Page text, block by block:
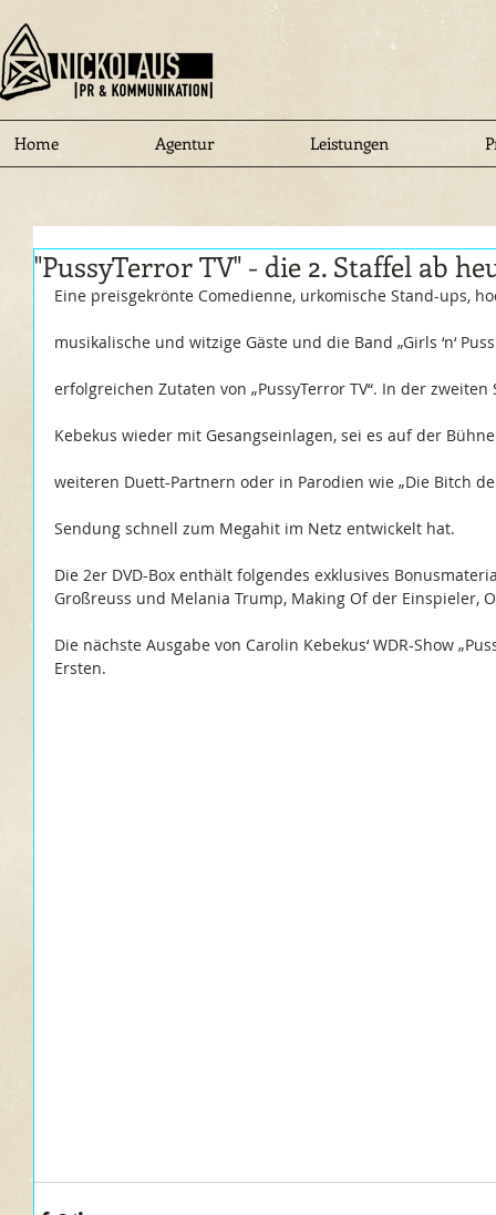
Home Agentur Leistungen
"PussyTerror TV" - die 2. Staffel ab
Eine preisgekrönte Comedienne, urkomische Stand-ups,
musikalische und witzige Gäste und die Band „Girls ‘n‘
erfolgreichen Zutaten von „PussyTerror TV“. In der
Kebekus wieder mit Gesangseinlagen, sei es auf der
weiteren Duett-Partnern oder in Parodien wie „Die Bitch
Sendung schnell zum Megahit im Netz entwickelt hat.
Die 2er DVD-Box enthält folgendes exklusives
Großreuss und Melania Trump, Making Of der Einspieler,
Die nächste Ausgabe von Carolin Kebekus‘ WDR-Show
Ersten.